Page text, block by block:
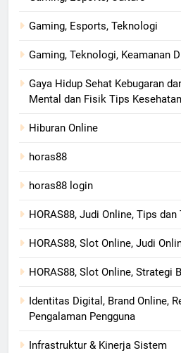
Gaming, Esports, Teknologi
Gaming, Teknologi, Keamanan
Gaya Hidup Sehat Kebugaran
Mental dan Fisik Tips Kesehatan
Hiburan Online
horas88
horas88 login
HORAS88, Judi Online, Tips dan
HORAS88, Slot Online, Judi
HORAS88, Slot Online, Strategi
Identitas Digital, Brand Online,
Pengalaman Pengguna
Infrastruktur & Kinerja Sistem